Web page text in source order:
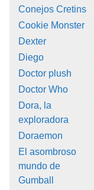
Conejos Cretins
Cookie Monster
Dexter
Diego
Doctor plush
Doctor Who
Dora, la
exploradora
Doraemon
El asombroso
mundo de
Gumball